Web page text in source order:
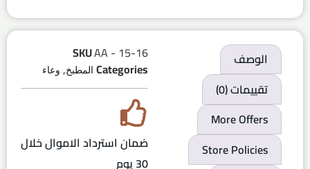
الوصف
تقييمات (0)
More Offers
Store Policies
SKUAA - 15-16
Categories المطبخ, وعاء
ضمان استرداد الاموال خلال
30 يوم